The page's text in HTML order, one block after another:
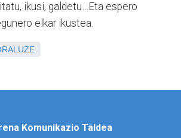
ikusi, galdetu…Eta espero
elkar ikustea.
Komunikazio Taldea